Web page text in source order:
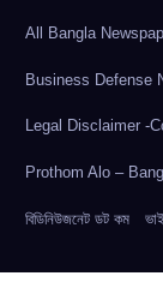
All Bangla
Business Defense
Legal Disclaimer -
Prothom Alo –
বিডিনিউজনেট ডট কম